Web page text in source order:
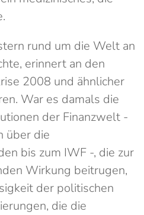
rund um die Welt an
erinnert an den
2008 und ähnlicher
War es damals die
der Finanzwelt -
über die
bis zum IWF -, die zur
Wirkung beitrugen,
der politischen
die die